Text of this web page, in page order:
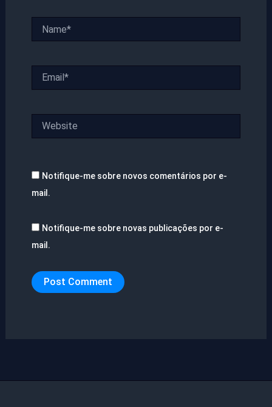
Notifique-me sobre novos comentários por e-
mail.
Notifique-me sobre novas publicações por e-
mail.